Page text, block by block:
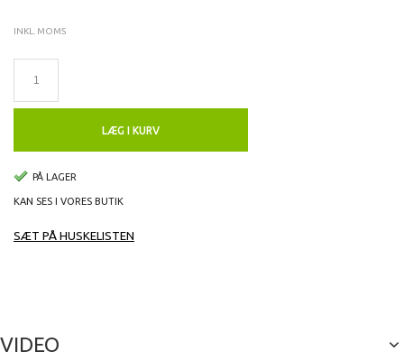
INKL. MOMS
LÆG I KURV
PÅ LAGER
KAN SES I VORES BUTIK
SÆT PÅ HUSKELISTEN
VIDEO